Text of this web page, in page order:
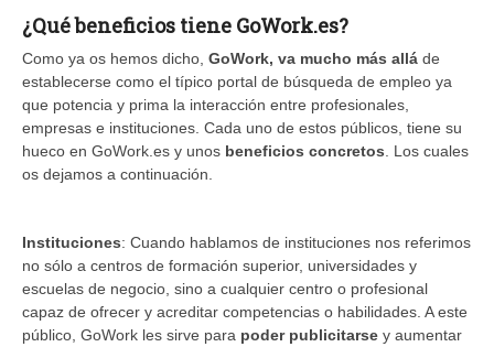
¿Qué beneficios tiene GoWork.es?
Como ya os hemos dicho, GoWork, va mucho más allá de
establecerse como el típico portal de búsqueda de empleo ya
que potencia y prima la interacción entre profesionales,
empresas e instituciones. Cada uno de estos públicos, tiene su
hueco en GoWork.es y unos beneficios concretos . Los cuales
os dejamos a continuación.
Instituciones: Cuando hablamos de instituciones nos referimos
no sólo a centros de formación superior, universidades y
escuelas de negocio, sino a cualquier centro o profesional
capaz de ofrecer y acreditar competencias o habilidades. A este
público, GoWork les sirve para poder publicitarse y aumentar